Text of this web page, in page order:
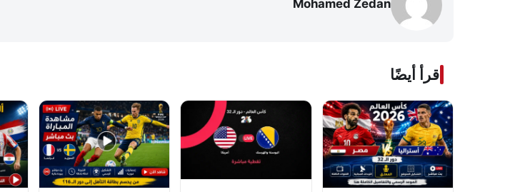
Mohamed Zedan
اقرأ أيضًا